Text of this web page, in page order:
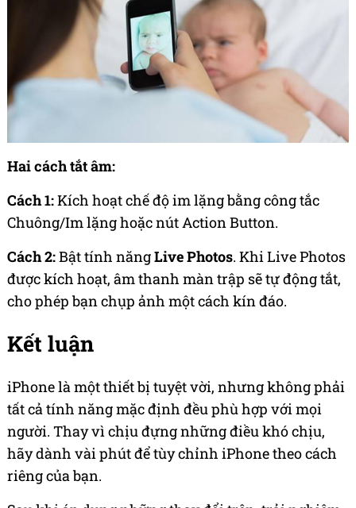
Hai cách tắt âm:
Cách 1:Kích hoạt chế độ im lặng bằng công tắc
Chuông/Im lặng hoặc nút Action Button.
Cách 2:Bật tính năngLive Photos. Khi Live Photos
được kích hoạt, âm thanh màn trập sẽ tự động tắt,
cho phép bạn chụp ảnh một cách kín đáo.
Kết luận
iPhone là một thiết bị tuyệt vời, nhưng không phải
tất cả tính năng mặc định đều phù hợp với mọi
người. Thay vì chịu đựng những điều khó chịu,
hãy dành vài phút để tùy chỉnh iPhone theo cách
riêng của bạn.